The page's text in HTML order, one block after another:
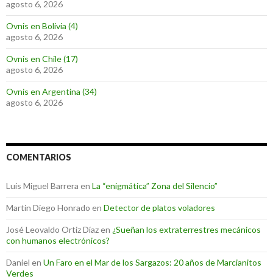
agosto 6, 2026
Ovnis en Bolivia (4)
agosto 6, 2026
Ovnis en Chile (17)
agosto 6, 2026
Ovnis en Argentina (34)
agosto 6, 2026
COMENTARIOS
Luis Miguel Barrera en La “enigmática” Zona del Silencio”
Martin Diego Honrado en Detector de platos voladores
José Leovaldo Ortiz Díazen ¿Sueñan los extraterrestres mecánicos
con humanos electrónicos?
Daniel en Un Faro en el Mar de los Sargazos: 20 años de Marcianitos
Verdes